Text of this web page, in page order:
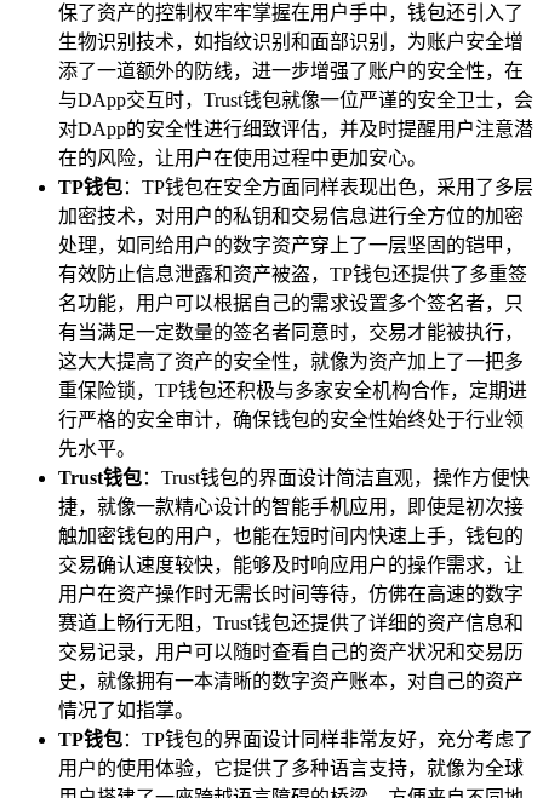
保了资产的控制权牢牢掌握在用户手中，钱包还引入了
生物识别技术，如指纹识别和面部识别，为账户安全增
添了一道额外的防线，进一步增强了账户的安全性，在
与DApp交互时，Trust钱包就像一位严谨的安全卫士，会
对DApp的安全性进行细致评估，并及时提醒用户注意潜
在的风险，让用户在使用过程中更加安心。
TP钱包：TP钱包在安全方面同样表现出色，采用了多层
加密技术，对用户的私钥和交易信息进行全方位的加密
处理，如同给用户的数字资产穿上了一层坚固的铠甲，
有效防止信息泄露和资产被盗，TP钱包还提供了多重签
名功能，用户可以根据自己的需求设置多个签名者，只
有当满足一定数量的签名者同意时，交易才能被执行，
这大大提高了资产的安全性，就像为资产加上了一把多
重保险锁，TP钱包还积极与多家安全机构合作，定期进
行严格的安全审计，确保钱包的安全性始终处于行业领
先水平。
Trust钱包：Trust钱包的界面设计简洁直观，操作方便快
捷，就像一款精心设计的智能手机应用，即使是初次接
触加密钱包的用户，也能在短时间内快速上手，钱包的
交易确认速度较快，能够及时响应用户的操作需求，让
用户在资产操作时无需长时间等待，仿佛在高速的数字
赛道上畅行无阻，Trust钱包还提供了详细的资产信息和
交易记录，用户可以随时查看自己的资产状况和交易历
史，就像拥有一本清晰的数字资产账本，对自己的资产
情况了如指掌。
TP钱包：TP钱包的界面设计同样非常友好，充分考虑了
用户的使用体验，它提供了多种语言支持，就像为全球